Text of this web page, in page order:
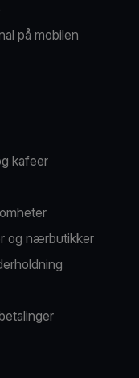
på mobilen
kafeer
og nærbutikker